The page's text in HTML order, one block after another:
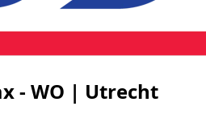
- WO | Utrecht